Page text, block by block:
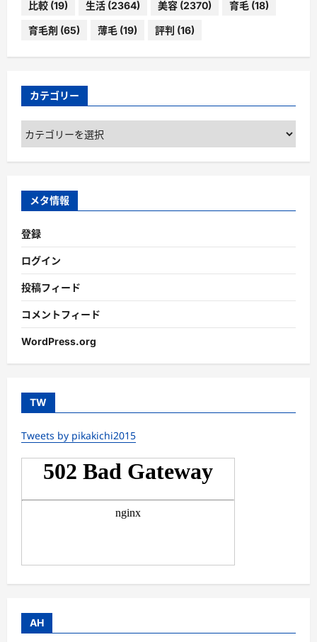
比較 (19) 生活 (2364) 美容 (2370) 育毛 (18)
育毛剤 (65) 薄毛 (19) 評判 (16)
カテゴリー
カ
テ
ゴ
ー
メタ情報
登録
ログイン
投稿フィード
コメントフィード
WordPress.org
TW
Tweets by pikakichi2015
AH